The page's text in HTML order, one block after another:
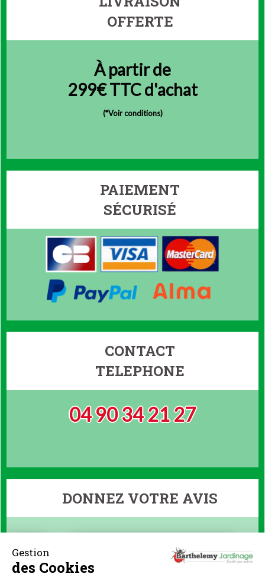
OFFERTE
À partir de
299€ TTC d'achat
(*Voir conditions)
PAIEMENT
SÉCURISÉ
CONTACT
TELEPHONE
04 90 34 21 27
DONNEZ VOTRE AVIS
Gestion
des Cookies